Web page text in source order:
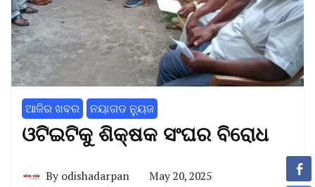
ଆଜିର ଖବର ନୟାଗଡ ନ୍ୟୁଜ
ଓଟିଇଟିକୁ ଶିକ୍ଷକ ସଂଘର ବିରୋଧ
By odishadarpan May 20, 2025